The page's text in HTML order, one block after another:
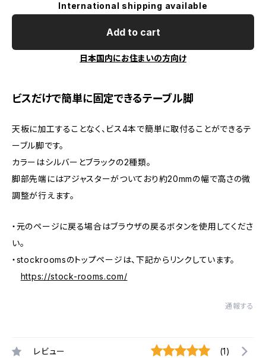
International shipping available
Add to cart
日本国内にお住まいの方向け
ビスだけで簡単に固定できるテーブル脚
天板に加工することなく、ビス4本で簡単に取付ることができるテ
ーブル脚です。
カラーはシルバーとブラックの2種類。
脚部先端にはアジャスターがついており約20mmの幅で高さの微
調整が行えます。
・元のページに戻る場合はブラウザの戻るボタンを使用してくださ
い。
・stockroomsのトップページは、下記からリンクしています。
https://stock-rooms.com/
通報する
レビュー (1)